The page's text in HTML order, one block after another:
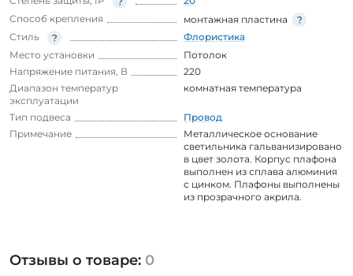
Способ крепления
монтажная пластина
Стиль
Флористика
Место установки
Потолок
Напряжение питания, В
220
Диапазон температур
эксплуатации
комнатная температура
Тип подвеса
Провод
Примечание
Металлическое основание
светильника гальванизировано
в цвет золота. Корпус плафона
выполнен из сплава алюминия
с цинком. Плафоны выполнены
из прозрачного акрила.
Отзывы о товаре: 0